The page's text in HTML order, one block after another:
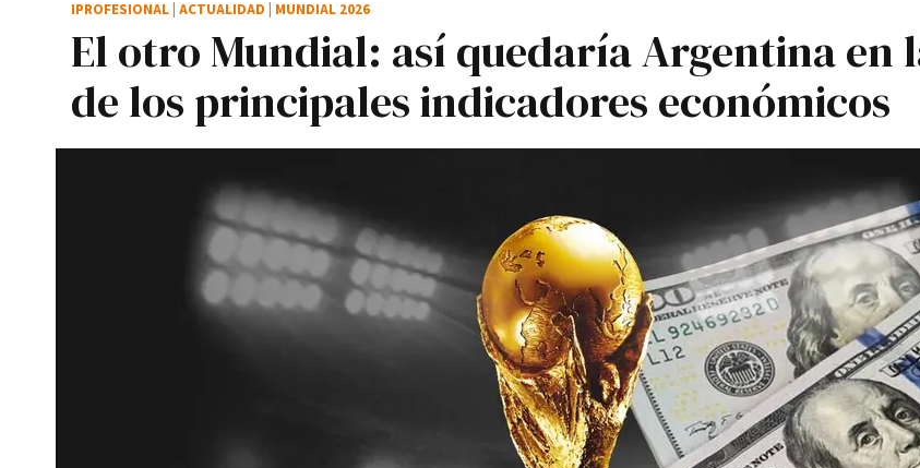
El otro Mundial: así quedaría Argentina en
de los principales indicadores económicos
IPROFESIONAL ACTUALIDAD MUNDIAL 2026